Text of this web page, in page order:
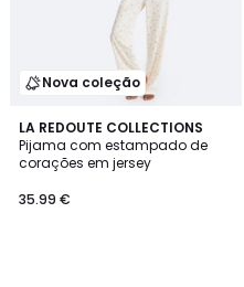
Nova coleção
LA REDOUTE COLLECTIONS
Pijama com estampado de
corações em jersey
35.99 €